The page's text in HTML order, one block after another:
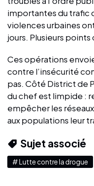
importantes du trafic
violences urbaines
jours. Plusieurs
Ces opérations
contre l’insécurité
pas. Côté District de
du chef est limpide :
empêcher les
aux populations leur
Sujet associé
# Lutte contre la drogue